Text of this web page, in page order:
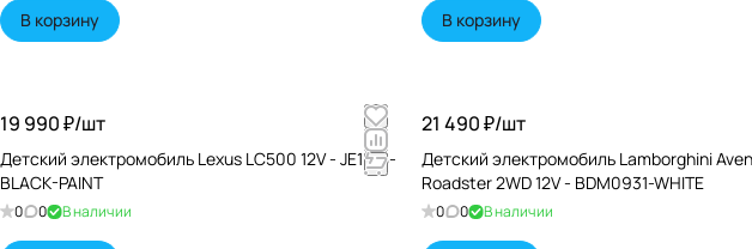
В корзину В корзину
19 990 ₽/шт
Детский электромобиль Lexus LC500 12V - JE1618-
BLACK-PAINT
0 0 В наличии
21 490 ₽/шт
Детский электромобиль Lamborghini
Roadster 2WD 12V - BDM0931-WHITE
0 0 В наличии